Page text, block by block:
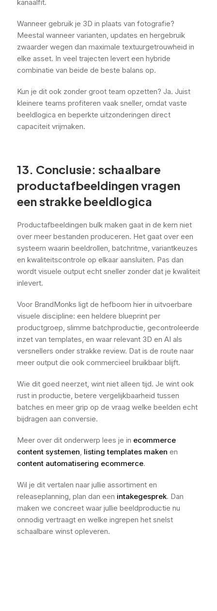
kanaalfit.
Wanneer gebruik je 3D in plaats van fotografie?
Meestal wanneer varianten, updates en hergebruik
zwaarder wegen dan maximale textuurgetrouwheid in
elke asset. In veel trajecten levert een hybride
combinatie van beide de beste balans op.
Kun je dit ook zonder groot team opzetten? Ja. Juist
kleinere teams profiteren vaak sneller, omdat vaste
beeldlogica en beperkte uitzonderingen direct
capaciteit vrijmaken.
13. Conclusie: schaalbare
productafbeeldingen vragen
een strakke beeldlogica
Productafbeeldingen bulk maken gaat in de kern niet
over meer bestanden produceren. Het gaat over een
systeem waarin beeldrollen, batchritme, variantkeuzes
en kwaliteitscontrole op elkaar aansluiten. Pas dan
wordt visuele output echt sneller zonder dat je kwaliteit
inlevert.
Voor BrandMonks ligt de hefboom hier in uitvoerbare
visuele discipline: een heldere blueprint per
productgroep, slimme batchproductie, gecontroleerde
inzet van templates, en waar relevant 3D en AI als
versnellers onder strakke review. Dat is de route naar
meer output die ook commercieel bruikbaar blijft.
Wie dit goed neerzet, wint niet alleen tijd. Je wint ook
rust in productie, betere vergelijkbaarheid tussen
batches en meer grip op de vraag welke beelden echt
bijdragen aan conversie.
Meer over dit onderwerp lees je in ecommerce
content systemen, listing templates maken en
content automatisering ecommerce.
Wil je dit vertalen naar jullie assortiment en
releaseplanning, plan dan een intakegesprek. Dan
maken we concreet waar jullie beeldproductie nu
onnodig vertraagt en welke ingrepen het snelst
schaalbare winst opleveren.